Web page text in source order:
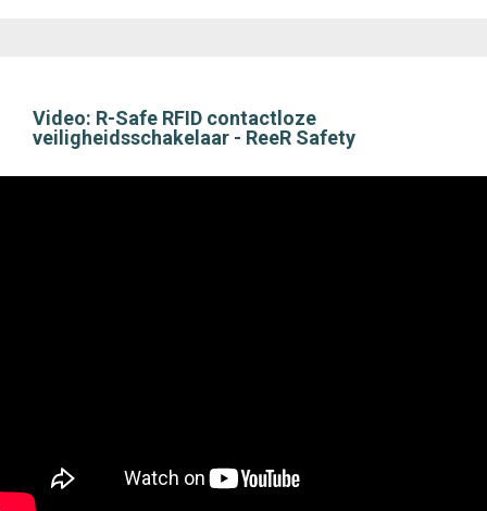
Video: R-Safe RFID contactloze
veiligheidsschakelaar - ReeR Safety